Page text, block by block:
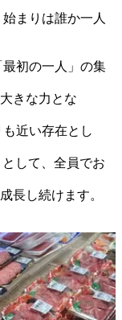
まりは誰か一人
最初の一人」の集
きな力とな
近い存在とし
して、全員でお
長し続けます。